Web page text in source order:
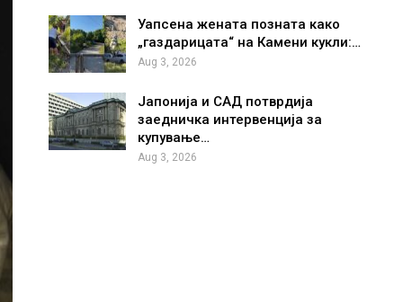
Уапсена жената позната како
„газдарицата“ на Камени кукли:…
Aug 3, 2026
Јапонија и САД потврдија
заедничка интервенција за
купување…
Aug 3, 2026